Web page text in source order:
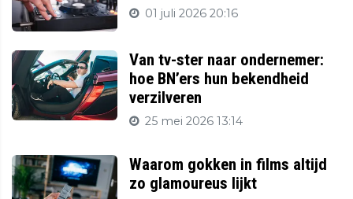
01 juli 2026 20:16
Van tv-ster naar ondernemer:
hoe BN’ers hun bekendheid
verzilveren
25 mei 2026 13:14
Waarom gokken in films altijd
zo glamoureus lijkt